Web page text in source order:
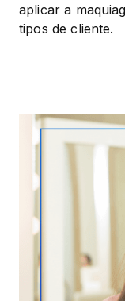
aplicar a
tipos de cliente.